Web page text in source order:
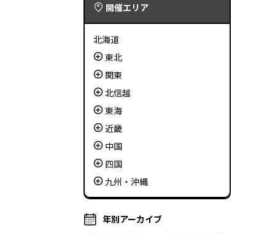
開催エリア
北海道
東北
関東
北信越
東海
近畿
中国
四国
九州・沖縄
年別アーカイブ